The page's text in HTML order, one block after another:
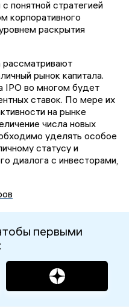
понятной стратегией
корпоративного
раскрытия
рассматривают
рынок капитала.
IPO во многом будет
ставок. По мере их
на рынке
числа новых
уделять особое
статусу и
диалога с инвесторами,
первыми